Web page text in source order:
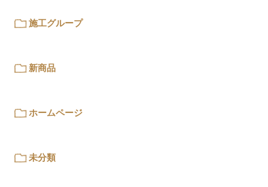
施工グループ
新商品
ホームページ
未分類